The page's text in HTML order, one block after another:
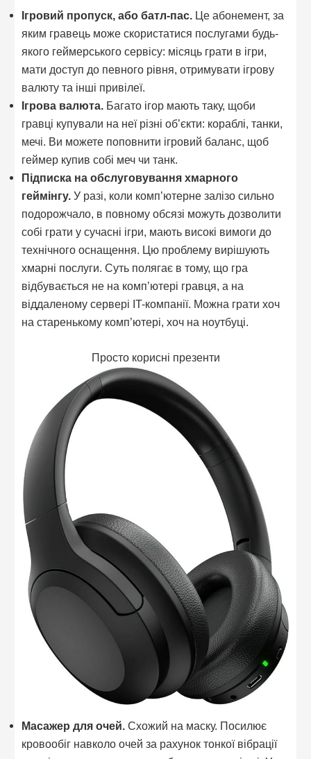
Ігровий пропуск, або батл-пас. Це абонемент, за
яким гравець може скористатися послугами будь-
якого геймерського сервісу: місяць грати в ігри,
мати доступ до певного рівня, отримувати ігрову
валюту та інші привілеї.
Ігрова валюта. Багато ігор мають таку, щоби
гравці купували на неї різні об’єкти: кораблі, танки,
мечі. Ви можете поповнити ігровий баланс, щоб
геймер купив собі меч чи танк.
Підписка на обслуговування хмарного
геймінгу. У разі, коли комп’ютерне залізо сильно
подорожчало, в повному обсязі можуть дозволити
собі грати у сучасні ігри, мають високі вимоги до
технічного оснащення. Цю проблему вирішують
хмарні послуги. Суть полягає в тому, що гра
відбувається не на комп’ютері гравця, а на
віддаленому сервері IT-компанії. Можна грати хоч
на старенькому комп’ютері, хоч на ноутбуці.
Просто корисні презенти
Масажер для очей. Схожий на маску. Посилює
кровообіг навколо очей за рахунок тонкої вібрації